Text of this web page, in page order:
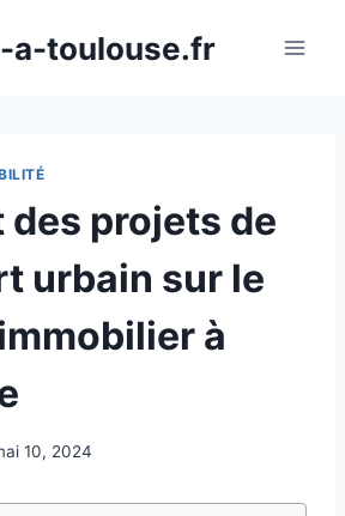
a-toulouse.fr
des projets de
urbain sur le
à
10, 2024